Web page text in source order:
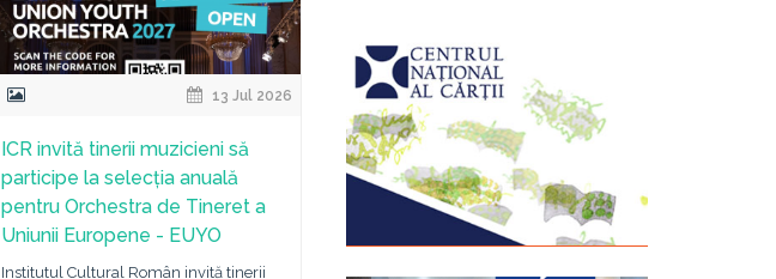
13 Jul 2026
ICR invită tinerii muzicieni să
participe la selecția anuală
pentru Orchestra de Tineret a
Uniunii Europene - EUYO
Institutul Cultural Român invită tinerii